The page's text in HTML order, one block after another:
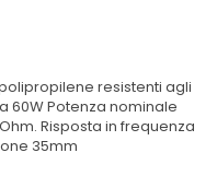
resistenti agli
60W Potenza nominale
Risposta in frequenza
35mm